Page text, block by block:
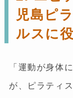
児島ピ
ルスに
「運動が身体
が、ピラティ